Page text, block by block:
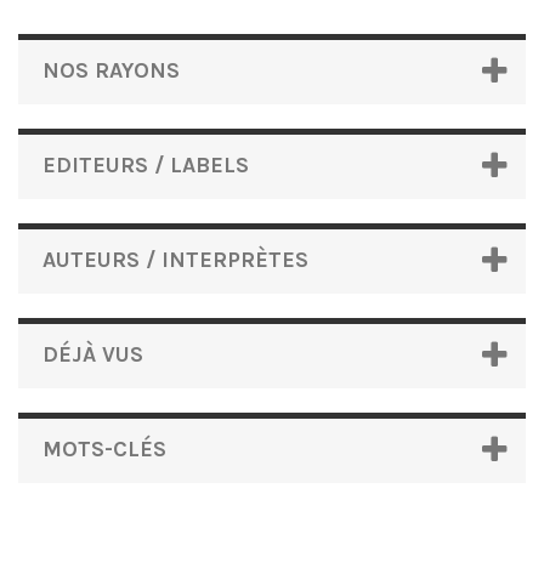
NOS RAYONS
EDITEURS / LABELS
AUTEURS / INTERPRÈTES
DÉJÀ VUS
MOTS-CLÉS